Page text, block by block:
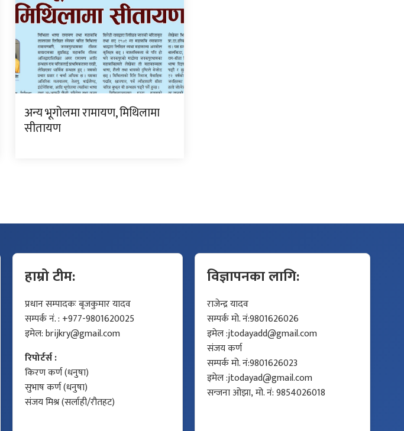
अन्य भूगोलमा रामायण, मिथिलामा
सीतायण
हाम्रो टीम:
प्रधान सम्पादकः बृजकुमार यादव
सम्पर्क नं. : +977-9801620025
इमेल:brijkry@gmail.com
रिपोर्टर्स :
किरण कर्ण (धनुषा)
सुभाष कर्ण (धनुषा)
संजय मिश्र (सर्लाही/रौतहट)
विज्ञापनका लागि:
राजेन्द्र यादव
सम्पर्क मो. नं:9801626026
इमेल :jtodayadd@gmail.com
संजय कर्ण
सम्पर्क मो. नं:9801626023
इमेल :jtodayad@gmail.com
सन्जना ओझा, मो. नं: 9854026018